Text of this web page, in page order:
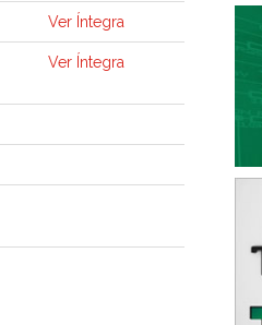
Ver Íntegra
Ver Íntegra